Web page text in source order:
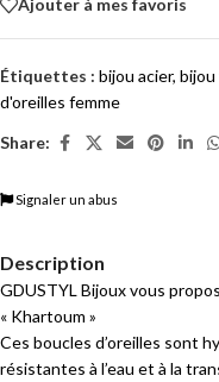
Ajouter à mes favoris
Étiquettes : bijou acier, bijou
d'oreilles femme
Share:
Signaler un abus
Description
GDUSTYL Bijoux vous
« Khartoum »
Ces boucles d’oreilles sont
résistantes à l’eau et à la